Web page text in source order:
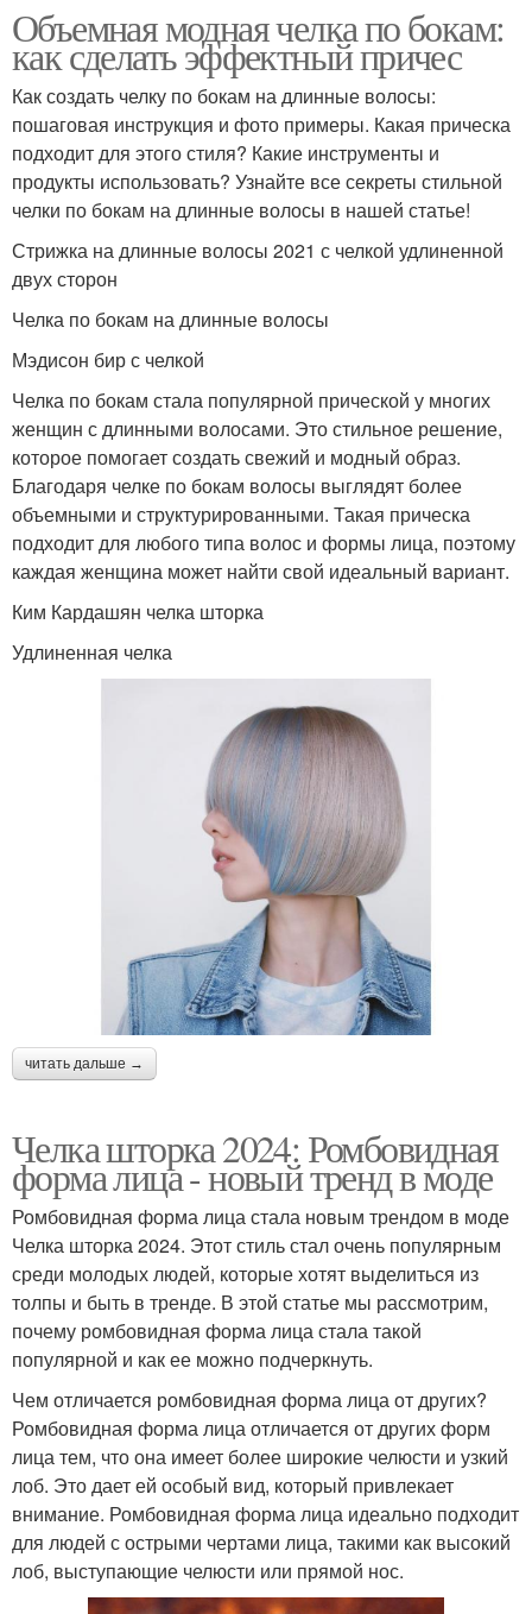
Объемная модная челка по бокам:
как сделать эффектный причес
Как создать челку по бокам на длинные волосы:
пошаговая инструкция и фото примеры. Какая прическа
подходит для этого стиля? Какие инструменты и
продукты использовать? Узнайте все секреты стильной
челки по бокам на длинные волосы в нашей статье!
Стрижка на длинные волосы 2021 с челкой удлиненной
двух сторон
Челка по бокам на длинные волосы
Мэдисон бир с челкой
Челка по бокам стала популярной прической у многих
женщин с длинными волосами. Это стильное решение,
которое помогает создать свежий и модный образ.
Благодаря челке по бокам волосы выглядят более
объемными и структурированными. Такая прическа
подходит для любого типа волос и формы лица, поэтому
каждая женщина может найти свой идеальный вариант.
Ким Кардашян челка шторка
Удлиненная челка
читать дальше →
Челка шторка 2024: Ромбовидная
форма лица - новый тренд в моде
Ромбовидная форма лица стала новым трендом в моде
Челка шторка 2024. Этот стиль стал очень популярным
среди молодых людей, которые хотят выделиться из
толпы и быть в тренде. В этой статье мы рассмотрим,
почему ромбовидная форма лица стала такой
популярной и как ее можно подчеркнуть.
Чем отличается ромбовидная форма лица от других?
Ромбовидная форма лица отличается от других форм
лица тем, что она имеет более широкие челюсти и узкий
лоб. Это дает ей особый вид, который привлекает
внимание. Ромбовидная форма лица идеально подходит
для людей с острыми чертами лица, такими как высокий
лоб, выступающие челюсти или прямой нос.